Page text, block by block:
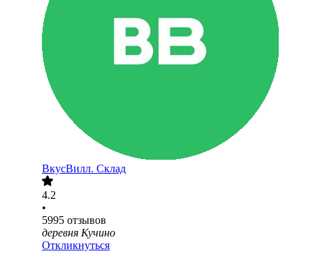
ВкусВилл. Склад
4.2
•
5995 отзывов
деревня Кучино
Откликнуться